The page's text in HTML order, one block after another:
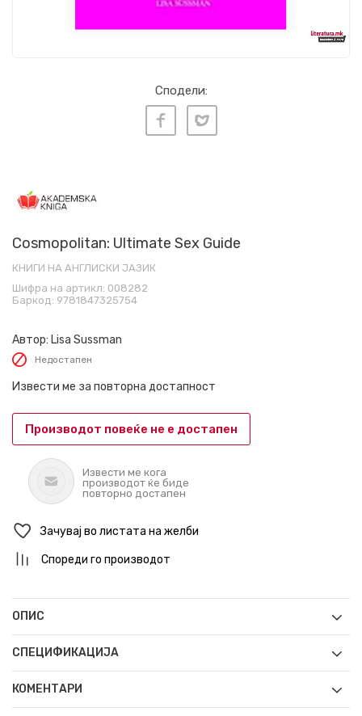
Сподели:
Cosmopolitan: Ultimate Sex Guide
КНИГИ НА АНГЛИСКИ ЈАЗИК
Шифра на артикл: 008282
Баркод: 9781847325754
Автор: Lisa Sussman
Недостапен
Извести ме за повторна достапност
Производот повеќе не е достапен
Извести ме кога
производот ќе биде
повторно достапен
Зачувај во листата на желби
Спореди го производот
ОПИС
СПЕЦИФИКАЦИЈА
КОМЕНТАРИ